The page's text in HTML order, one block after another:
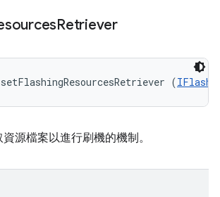
Retriever
(
源檔案以進行刷機的機制。